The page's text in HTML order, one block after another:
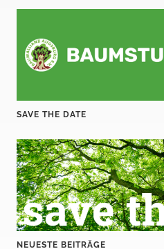
SAVE THE DATE
NEUESTE BEITRÄGE